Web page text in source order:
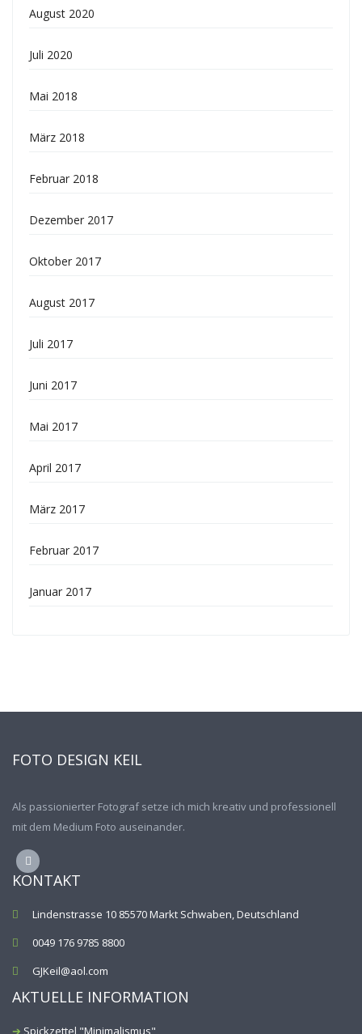
August 2020
Juli 2020
Mai 2018
März 2018
Februar 2018
Dezember 2017
Oktober 2017
August 2017
Juli 2017
Juni 2017
Mai 2017
April 2017
März 2017
Februar 2017
Januar 2017
FOTO DESIGN KEIL
Als passionierter Fotograf setze ich mich kreativ und professionell
mit dem Medium Foto auseinander.
KONTAKT
Lindenstrasse 10 85570 Markt Schwaben, Deutschland
0049 176 9785 8800
GJKeil@aol.com
AKTUELLE INFORMATION
Spickzettel "Minimalismus"